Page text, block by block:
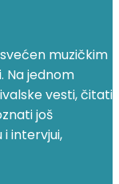
muzičkim
Na jednom
vesti, čitati
još
intervjui,